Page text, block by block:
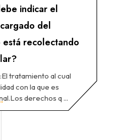
indicar el
del
está recolectando
tratamiento al cual
con la que es
derechos q ...